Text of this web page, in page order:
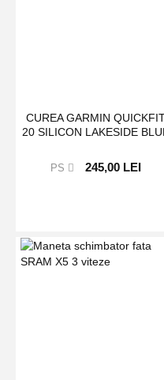
CUREA GARMIN
20 SILICON LAKESIDE
PS 245,00 LEI